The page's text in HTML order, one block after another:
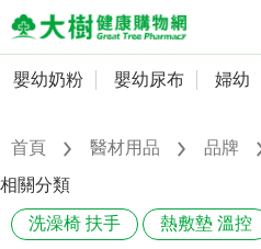
嬰幼奶粉
嬰幼尿布
婦幼
抗菌 尿布 大樹獨家 益生菌
奶瓶奶嘴
會員資料及密碼修改
常用收件人清單
訂單查詢
嬰幼奶粉 嬰幼尿布 婦幼
首頁 醫材用品 品牌
相關分類
洗澡椅 扶手 熱敷墊 溫控